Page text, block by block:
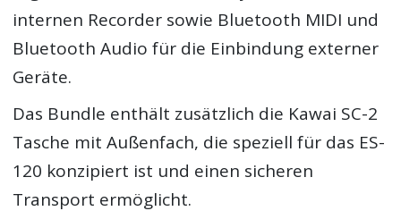
internen Recorder sowie Bluetooth MIDI und
Bluetooth Audio für die Einbindung externer
Geräte.
Das Bundle enthält zusätzlich die Kawai SC-2
Tasche mit Außenfach, die speziell für das ES-
120 konzipiert ist und einen sicheren
Transport ermöglicht.